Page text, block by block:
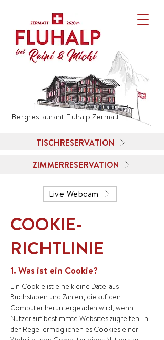
Bergrestaurant Fluhalp Zermatt
TISCHRESERVATION
ZIMMERRESERVATION
Live Webcam
COOKIE-
RICHTLINIE
1. Was ist ein Cookie?
Ein Cookie ist eine kleine Datei aus
Buchstaben und Zahlen, die auf den
Computer heruntergeladen wird, wenn
Nutzer auf bestimmte Websites zugreifen. In
der Regel ermöglichen es Cookies einer